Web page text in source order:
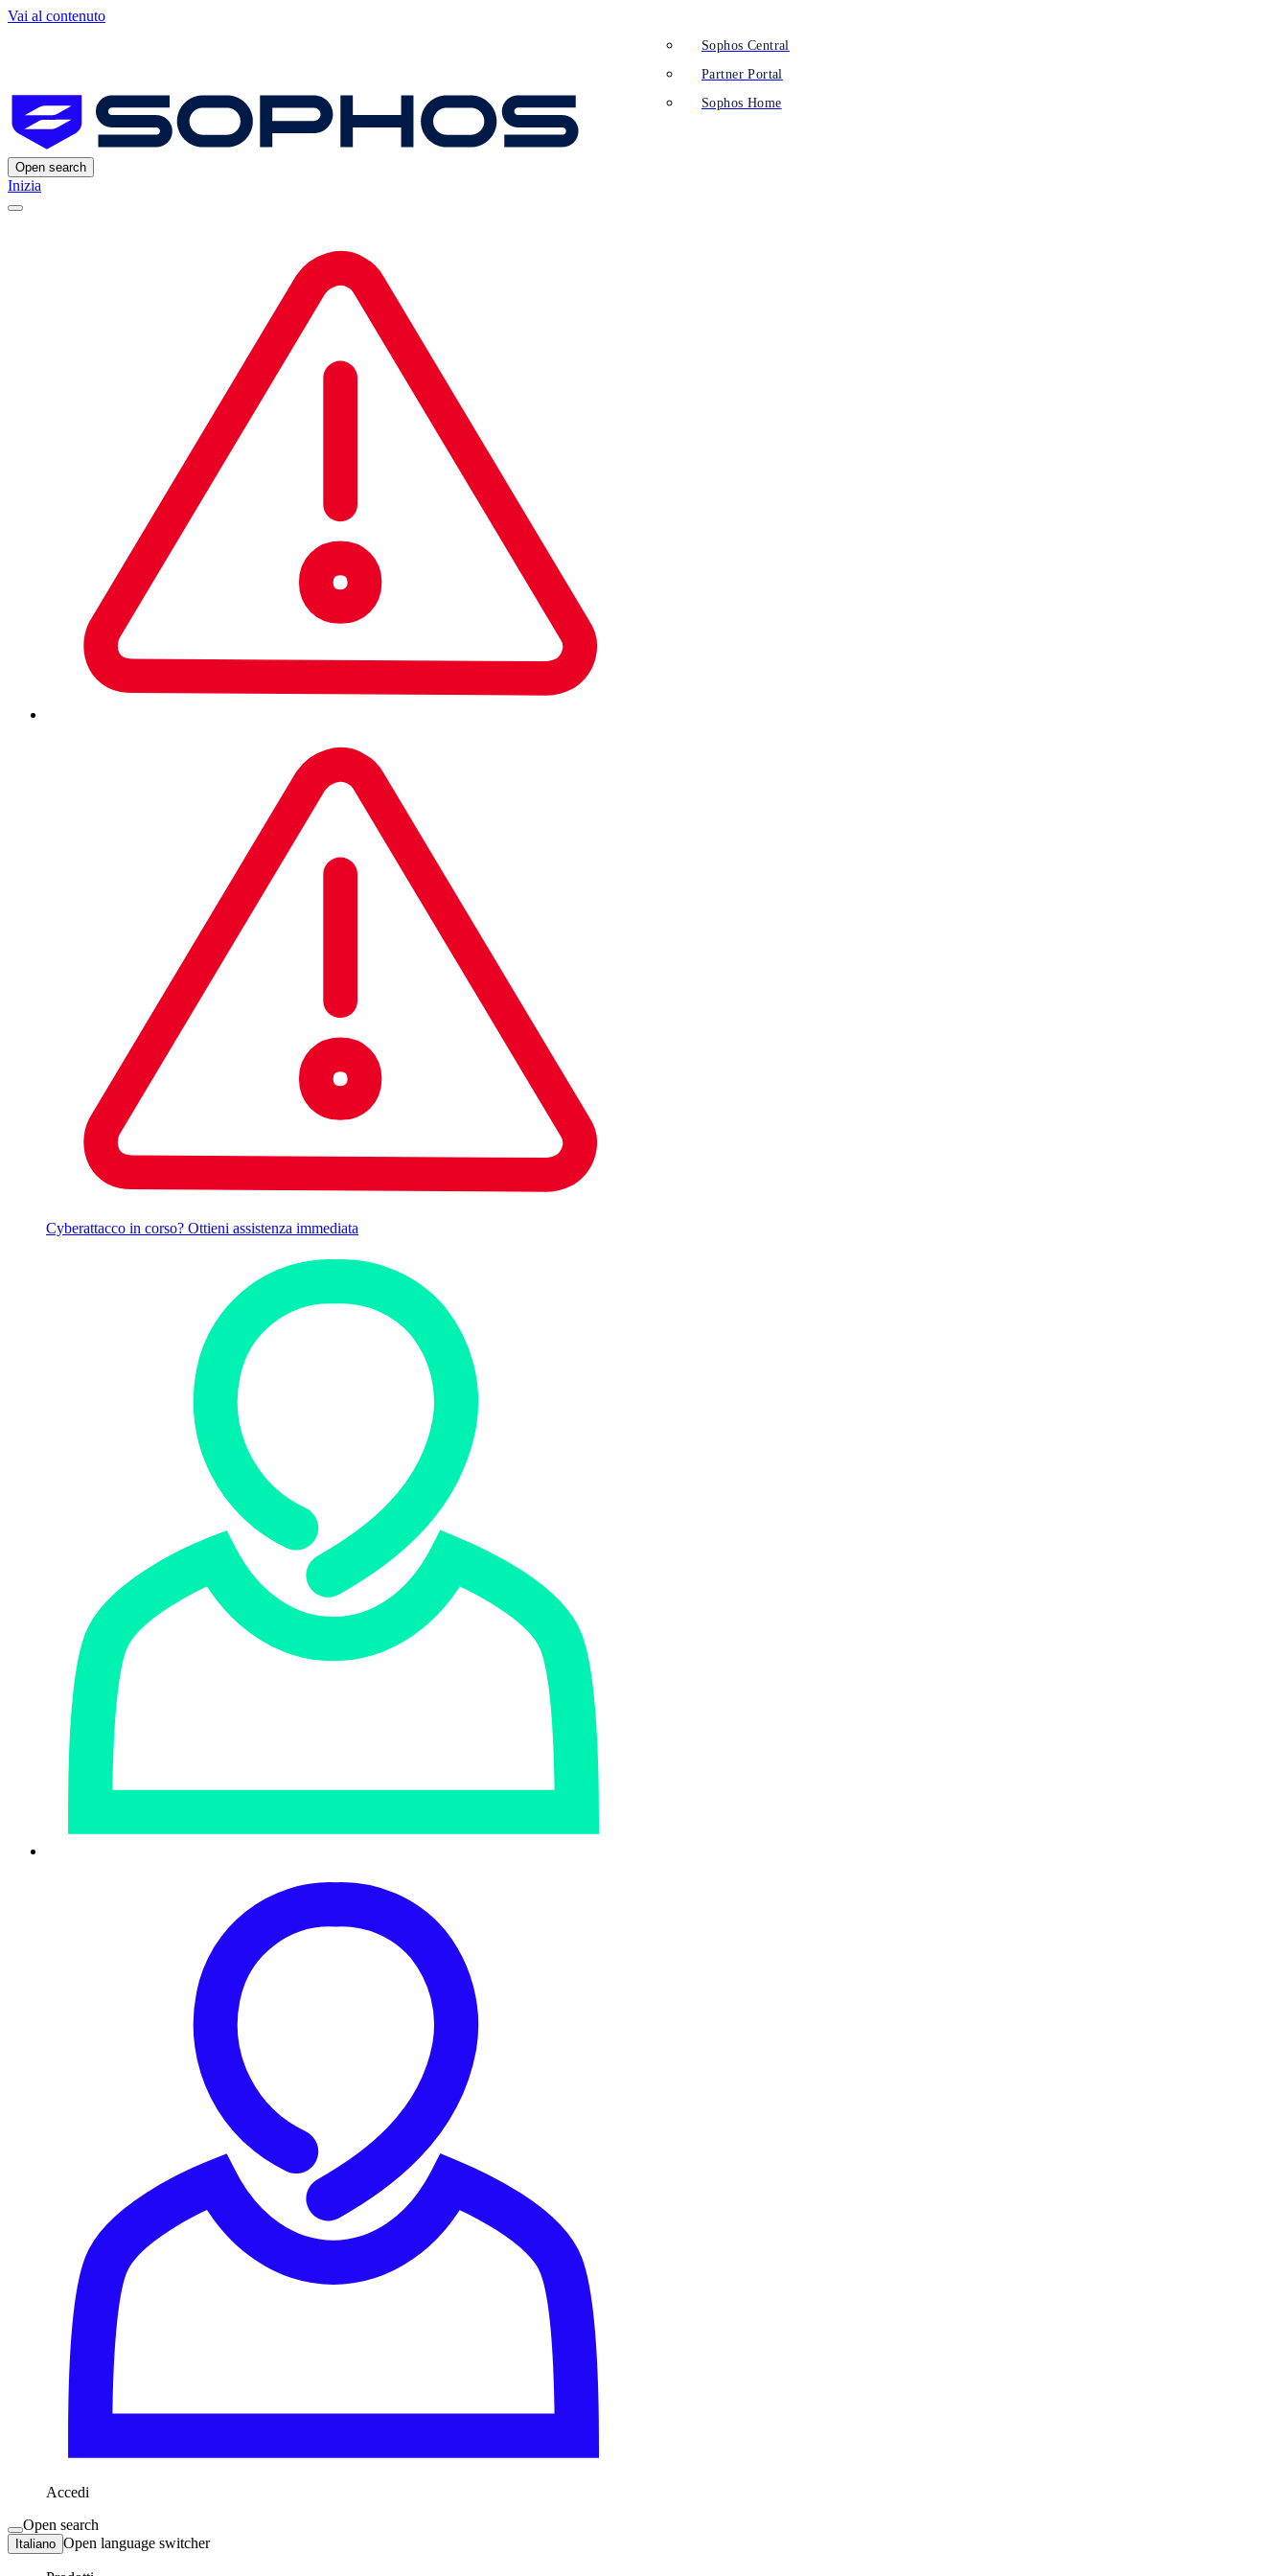
Vai al contenuto
Open search
Inizia
Cyberattacco in corso? Ottieni assistenza immediata
Accedi
Sophos Central
Partner Portal
Sophos Home
Open search
Italiano Open language switcher